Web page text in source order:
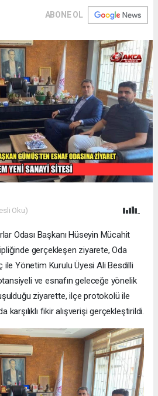
ABONE OL
Oku)
Odası Başkanı Hüseyin Mücahit
gerçekleşen ziyarete, Oda
ile Yönetim Kurulu Üyesi Ali Besdilli
ve esnafın geleceğe yönelik
ziyarette, ilçe protokolü ile
karşılıklı fikir alışverişi gerçekleştirildi.